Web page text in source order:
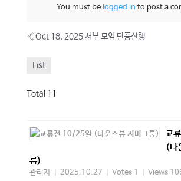
You must be logged in to post a
« Oct 18, 2025 서부 모임 단풍산행
List
Total 11
교
(다
룹)
관리자 2025.10.27 Votes 1 Views